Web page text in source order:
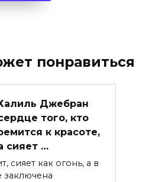
понравиться
Джебран
того, кто
к красоте,
сияет …
сияет как огонь, а в
заключена